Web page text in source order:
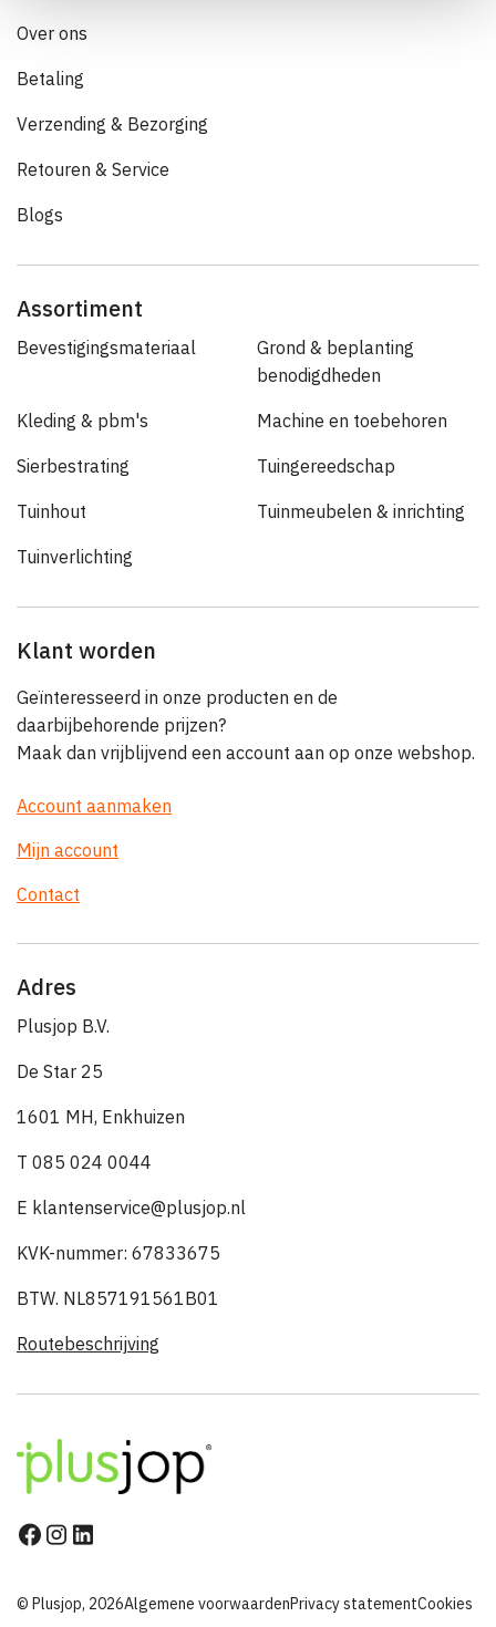
Over ons
Betaling
Verzending & Bezorging
Retouren & Service
Blogs
Assortiment
Bevestigingsmateriaal
Grond & beplanting
benodigdheden
Kleding & pbm's Machine en toebehoren
Sierbestrating Tuingereedschap
Tuinhout Tuinmeubelen & inrichting
Tuinverlichting
Klant worden
Geïnteresseerd in onze producten en de
daarbijbehorende prijzen?
Maak dan vrijblijvend een account aan op onze webshop.
Account aanmaken
Mijn account
Contact
Adres
Plusjop B.V.
De Star 25
1601 MH, Enkhuizen
T 085 024 0044
E klantenservice@plusjop.nl
KVK-nummer: 67833675
BTW. NL857191561B01
Routebeschrijving
© Plusjop, 2026Algemene voorwaardenPrivacy statementCookies